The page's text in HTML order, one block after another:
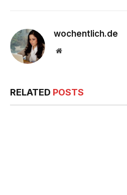
wochentlich.de
Website
RELATED POSTS